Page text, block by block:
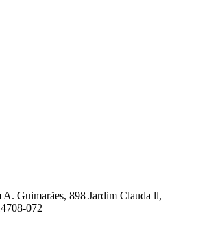
A. Guimarães, 898 Jardim Clauda ll,
072